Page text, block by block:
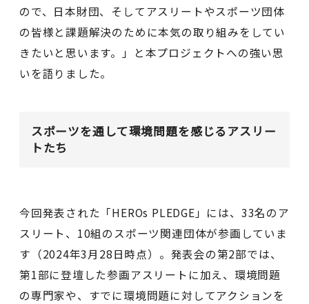
ので、日本財団、そしてアスリートやスポーツ団体
の皆様と課題解決のために本気の取り組みをしてい
きたいと思います。」と本プロジェクトへの強い思
いを語りました。
スポーツを通して環境問題を感じるアスリー
トたち
今回発表された「HEROs PLEDGE」には、33名のア
スリート、10組のスポーツ関連団体が参画していま
す（2024年3月28日時点）。発表会の第2部では、
第1部に登壇した参画アスリートに加え、環境問題
の専門家や、すでに環境問題に対してアクションを